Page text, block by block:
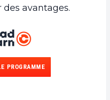
avantages.
PROGRAMME